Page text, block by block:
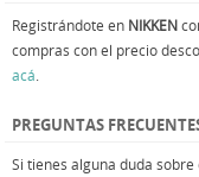
Registrándote en NIKKEN
compras con el precio
acá
PREGUNTAS
Si tienes alguna duda